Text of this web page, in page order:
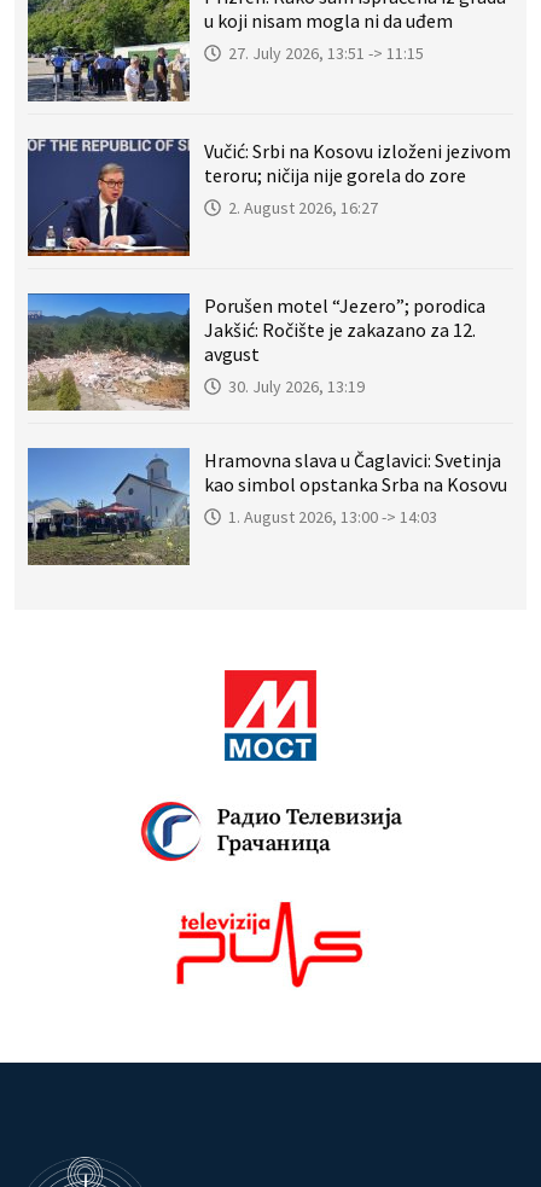
u koji nisam mogla ni da uđem
27. July 2026, 13:51 -> 11:15
Vučić: Srbi na Kosovu izloženi jezivom
teroru; ničija nije gorela do zore
2. August 2026, 16:27
Porušen motel “Jezero”; porodica
Jakšić: Ročište je zakazano za 12.
avgust
30. July 2026, 13:19
Hramovna slava u Čaglavici: Svetinja
kao simbol opstanka Srba na Kosovu
1. August 2026, 13:00 -> 14:03